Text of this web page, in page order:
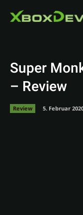
Super
– Review
Review 5. Februar